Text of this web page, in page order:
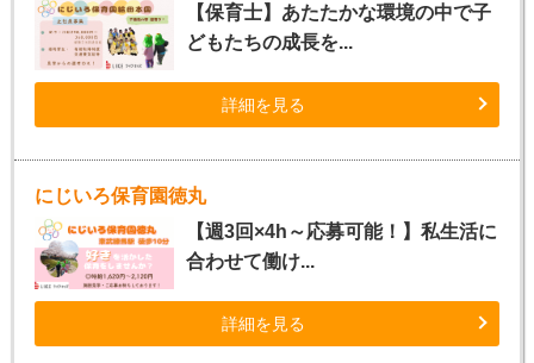
【保育士】あたたかな環境の中で子
どもたちの成長を...
詳細を見る
にじいろ保育園徳丸
【週3回×4h～応募可能！】私生活に
合わせて働け...
詳細を見る